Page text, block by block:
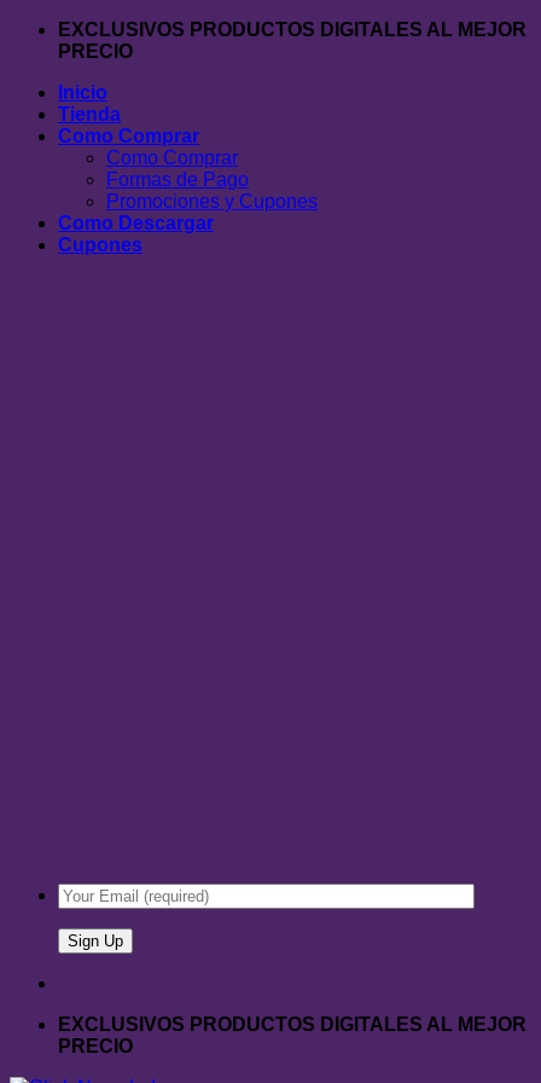
Saltar
EXCLUSIVOS PRODUCTOS DIGITALES AL MEJOR
PRECIO
Inicio
Tienda
Como Comprar
Como Comprar
Formas de Pago
Promociones y Cupones
Como Descargar
Cupones
EXCLUSIVOS PRODUCTOS DIGITALES AL MEJOR
PRECIO